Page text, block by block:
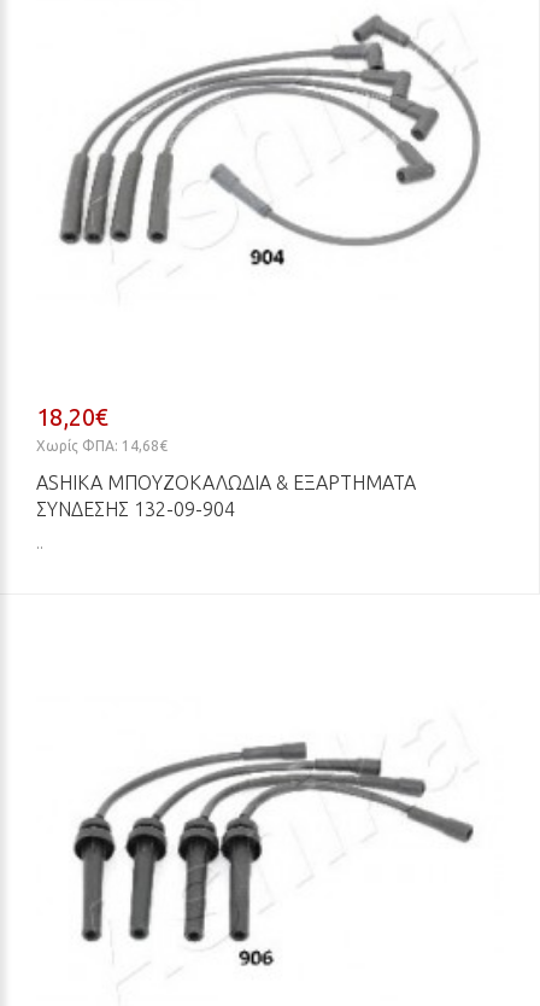
18,20€
Χωρίς ΦΠΑ: 14,68€
ASHIKA ΜΠΟΥΖΟΚΑΛΏΔΙΑ & ΕΞΑΡΤΉΜΑΤΑ
ΣΎΝΔΕΣΗΣ 132-09-904
..